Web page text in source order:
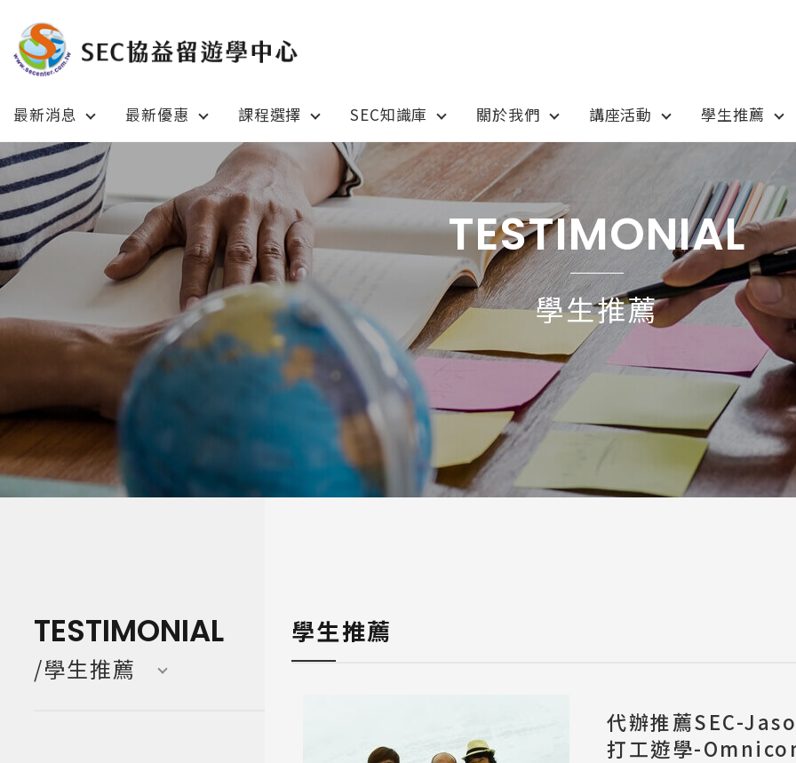
最新消息 最新優惠 課程選擇 SEC知識庫 關於我們 講座活動 學生推薦
Latest News 最新消息
綜合訊息
加拿大 Canada
日本 Japan
澳洲 Australia
英國 UK/愛爾蘭 Ireland
美國 USA
寒暑假遊學團 Camp
Promotion 最新優惠
加拿大 Canada
澳洲 Australia
英國 UK / 愛爾蘭IRELAND
美國 USA
紐西蘭 New Zealand
亞洲 Asia / 其他 Others
Program 課程選擇
語言學校
國高中小學校
專業技職｜海外工讀
寒暑假遊學團
學士碩士
TESTIMONIAL
學生推薦
TESTIMONIAL
/學生推薦
學生推薦
代辦推薦SEC-
打工遊學-